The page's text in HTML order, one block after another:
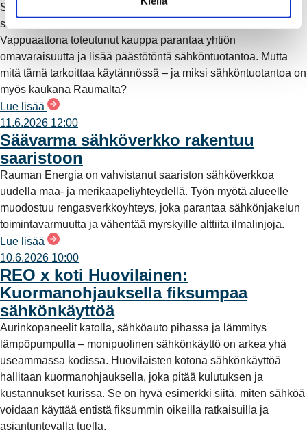
Suomessa ja Pohjoismaissa, kun Kokemäen Sähkö Oy myi
sähköntuotanto-osuutensa Rauman Energia Oy:lle.
Vappuaattona toteutunut kauppa parantaa yhtiön
omavaraisuutta ja lisää päästötöntä sähköntuotantoa. Mutta
mitä tämä tarkoittaa käytännössä – ja miksi sähköntuotantoa on
myös kaukana Raumalta?
Lue lisää
11.6.2026 12:00
Säävarma sähköverkko rakentuu
saaristoon
Rauman Energia on vahvistanut saariston sähköverkkoa
uudella maa- ja merikaapeliyhteydellä. Työn myötä alueelle
muodostuu rengasverkkoyhteys, joka parantaa sähkönjakelun
toimintavarmuutta ja vähentää myrskyille alttiita ilmalinjoja.
Lue lisää
10.6.2026 10:00
REO x koti Huovilainen:
Kuormanohjauksella fiksumpaa
sähkönkäyttöä
Aurinkopaneelit katolla, sähköauto pihassa ja lämmitys
lämpöpumpulla – monipuolinen sähkönkäyttö on arkea yhä
useammassa kodissa. Huovilaisten kotona sähkönkäyttöä
hallitaan kuormanohjauksella, joka pitää kulutuksen ja
kustannukset kurissa. Se on hyvä esimerkki siitä, miten sähköä
voidaan käyttää entistä fiksummin oikeilla ratkaisuilla ja
asiantuntevalla tuella.